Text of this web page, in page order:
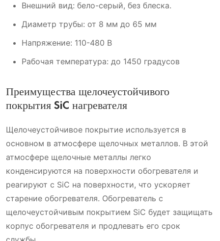
Внешний вид: бело-серый, без блеска.
Диаметр трубы: от 8 мм до 65 мм
Напряжение: 110-480 В
Рабочая температура: до 1450 градусов
Преимущества щелочеустойчивого
покрытия SiC нагревателя
Щелочеустойчивое покрытие используется в
основном в атмосфере щелочных металлов. В этой
атмосфере щелочные металлы легко
конденсируются на поверхности обогревателя и
реагируют с SiC на поверхности, что ускоряет
старение обогревателя. Обогреватель с
щелочеустойчивым покрытием SiC будет защищать
корпус обогревателя и продлевать его срок